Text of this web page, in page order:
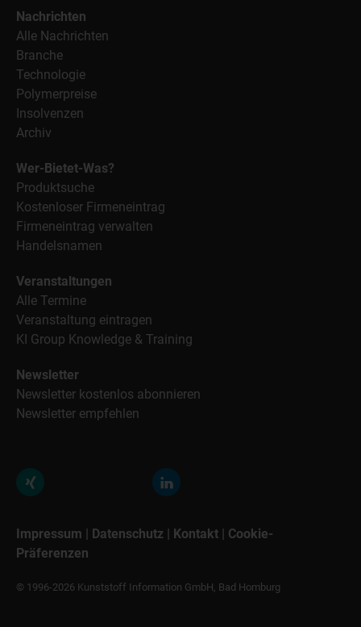
Nachrichten
Alle Nachrichten
Branche
Technologie
Polymerpreise
Insolvenzen
Archiv
Wer-Bietet-Was?
Produktsuche
Kostenloser Firmeneintrag
Firmeneintrag verwalten
Handelsnamen
Veranstaltungen
Alle Termine
Veranstaltung eintragen
KI Group Knowledge & Training
Newsletter
Newsletter kostenlos abonnieren
Newsletter empfehlen
Impressum | Datenschutz | Kontakt | Cookie-
Präferenzen
© 1996-2026 Kunststoff Information GmbH, Bad Homburg